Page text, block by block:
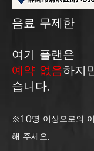
음료 무제한
여기 플랜은
​예약 없음하지
습니다.
※10명 이상으로의
해 주세요.